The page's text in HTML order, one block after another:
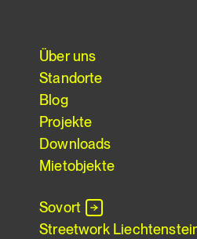
Über uns
Standorte
Blog
Projekte
Downloads
Mietobjekte
Sovort
Streetwork